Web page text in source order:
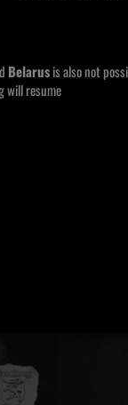
Belarusis also not
will resume